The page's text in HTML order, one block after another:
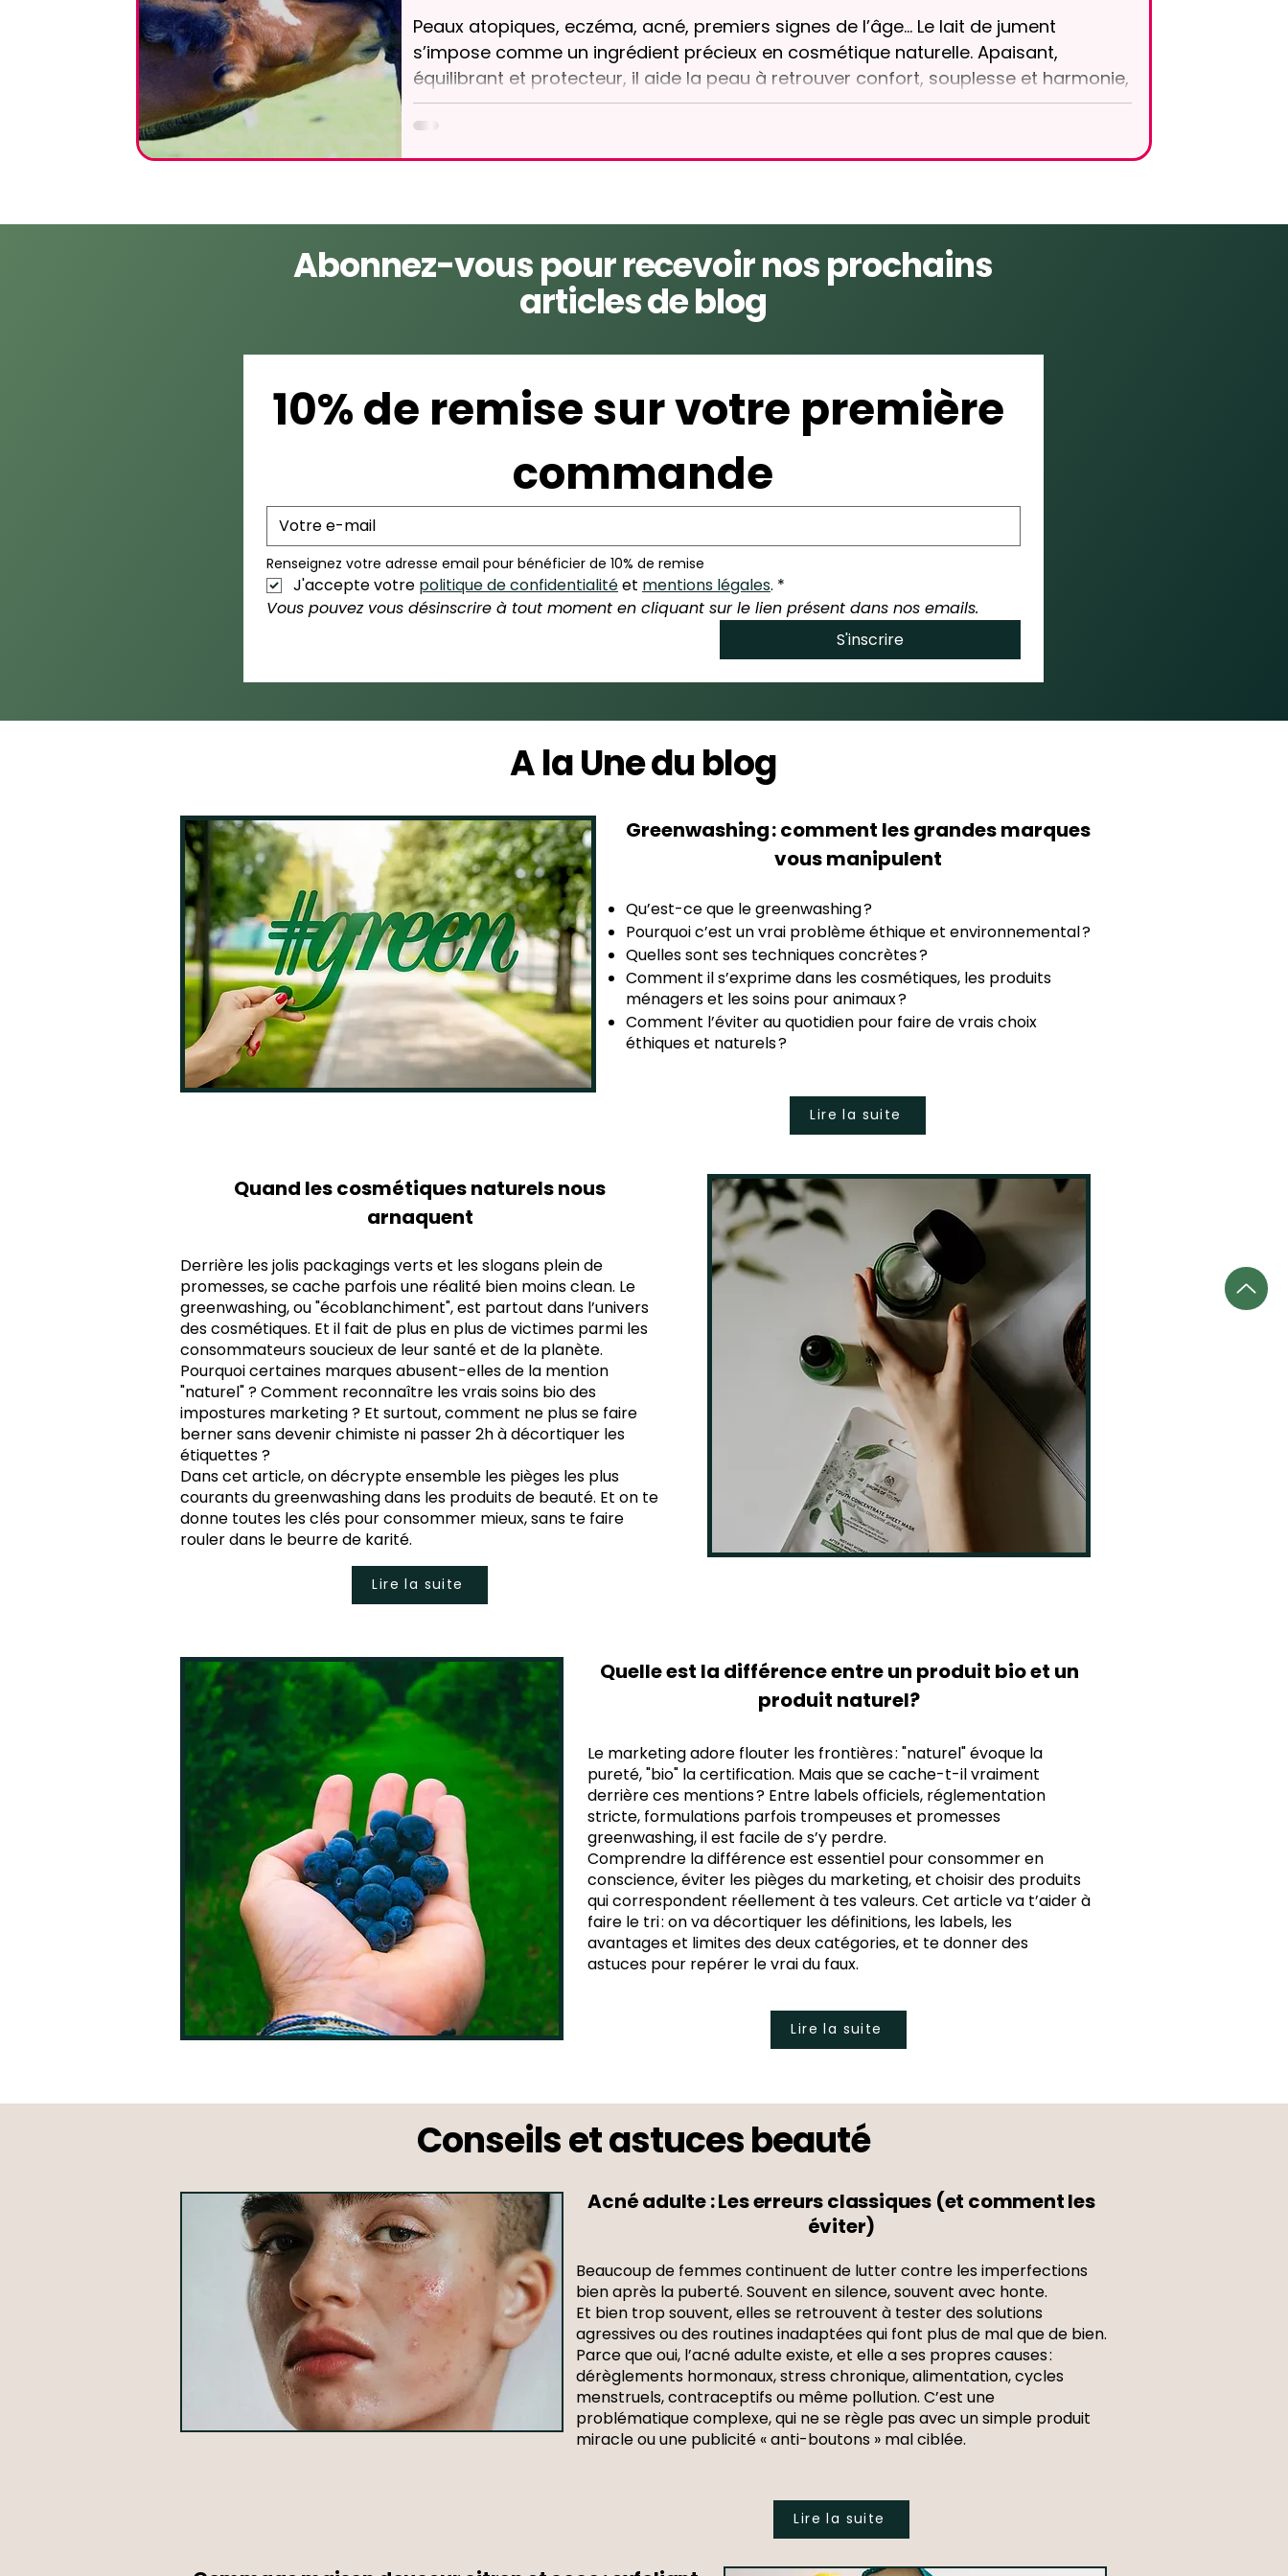
Peaux atopiques, eczéma, acné, premiers signes de l’âge… Le lait de jument
s’impose comme un ingrédient précieux en cosmétique naturelle. Apaisant,
équilibrant et protecteur, il aide la peau à retrouver confort, souplesse et harmonie,
même lorsqu’elle est sensible ou réactive. Chez Terra di Natura, nous avons choisi
des soins au lait de jument issus d’une démarche respectueuse du vivant, pour
accompagner la peau avec douceur et exigence.
Abonnez-vous pour recevoir nos prochains
articles de blog
10% de remise sur votre première
commande
Renseignez votre adresse email pour bénéficier de 10% de remise
J'accepte votre politique de confidentialité et mentions légales. *
Vous pouvez vous désinscrire à tout moment en cliquant sur le lien présent dans nos emails.
S'inscrire
A la Une du blog
Greenwashing : comment les grandes marques
vous manipulent
Qu’est-ce que le greenwashing ?
Pourquoi c’est un vrai problème éthique et environnemental ?
Quelles sont ses techniques concrètes ?
Comment il s’exprime dans les cosmétiques, les produits
ménagers et les soins pour animaux ?
Comment l’éviter au quotidien pour faire de vrais choix
éthiques et naturels ?
Lire la suite
Quand les cosmétiques naturels nous
arnaquent
Derrière les jolis packagings verts et les slogans plein de
promesses, se cache parfois une réalité bien moins clean. Le
greenwashing, ou "écoblanchiment", est partout dans l’univers
des cosmétiques. Et il fait de plus en plus de victimes parmi les
consommateurs soucieux de leur santé et de la planète.
Pourquoi certaines marques abusent-elles de la mention
"naturel" ? Comment reconnaître les vrais soins bio des
impostures marketing ? Et surtout, comment ne plus se faire
berner sans devenir chimiste ni passer 2h à décortiquer les
étiquettes ?
Dans cet article, on décrypte ensemble les pièges les plus
courants du greenwashing dans les produits de beauté. Et on te
donne toutes les clés pour consommer mieux, sans te faire
rouler dans le beurre de karité.
Lire la suite
Quelle est la différence entre un produit bio et un
produit naturel?
Le marketing adore flouter les frontières : "naturel" évoque la
pureté, "bio" la certification. Mais que se cache-t-il vraiment
derrière ces mentions ? Entre labels officiels, réglementation
stricte, formulations parfois trompeuses et promesses
greenwashing, il est facile de s’y perdre.
Comprendre la différence est essentiel pour consommer en
conscience, éviter les pièges du marketing, et choisir des produits
qui correspondent réellement à tes valeurs. Cet article va t’aider à
faire le tri : on va décortiquer les définitions, les labels, les
avantages et limites des deux catégories, et te donner des
astuces pour repérer le vrai du faux.
Lire la suite
Conseils et astuces beauté
Acné adulte : Les erreurs classiques (et comment les
éviter)
Beaucoup de femmes continuent de lutter contre les imperfections
bien après la puberté. Souvent en silence, souvent avec honte.
Et bien trop souvent, elles se retrouvent à tester des solutions
agressives ou des routines inadaptées qui font plus de mal que de bien.
Parce que oui, l’acné adulte existe, et elle a ses propres causes :
dérèglements hormonaux, stress chronique, alimentation, cycles
menstruels, contraceptifs ou même pollution. C’est une
problématique complexe, qui ne se règle pas avec un simple produit
miracle ou une publicité « anti-boutons » mal ciblée.
Lire la suite